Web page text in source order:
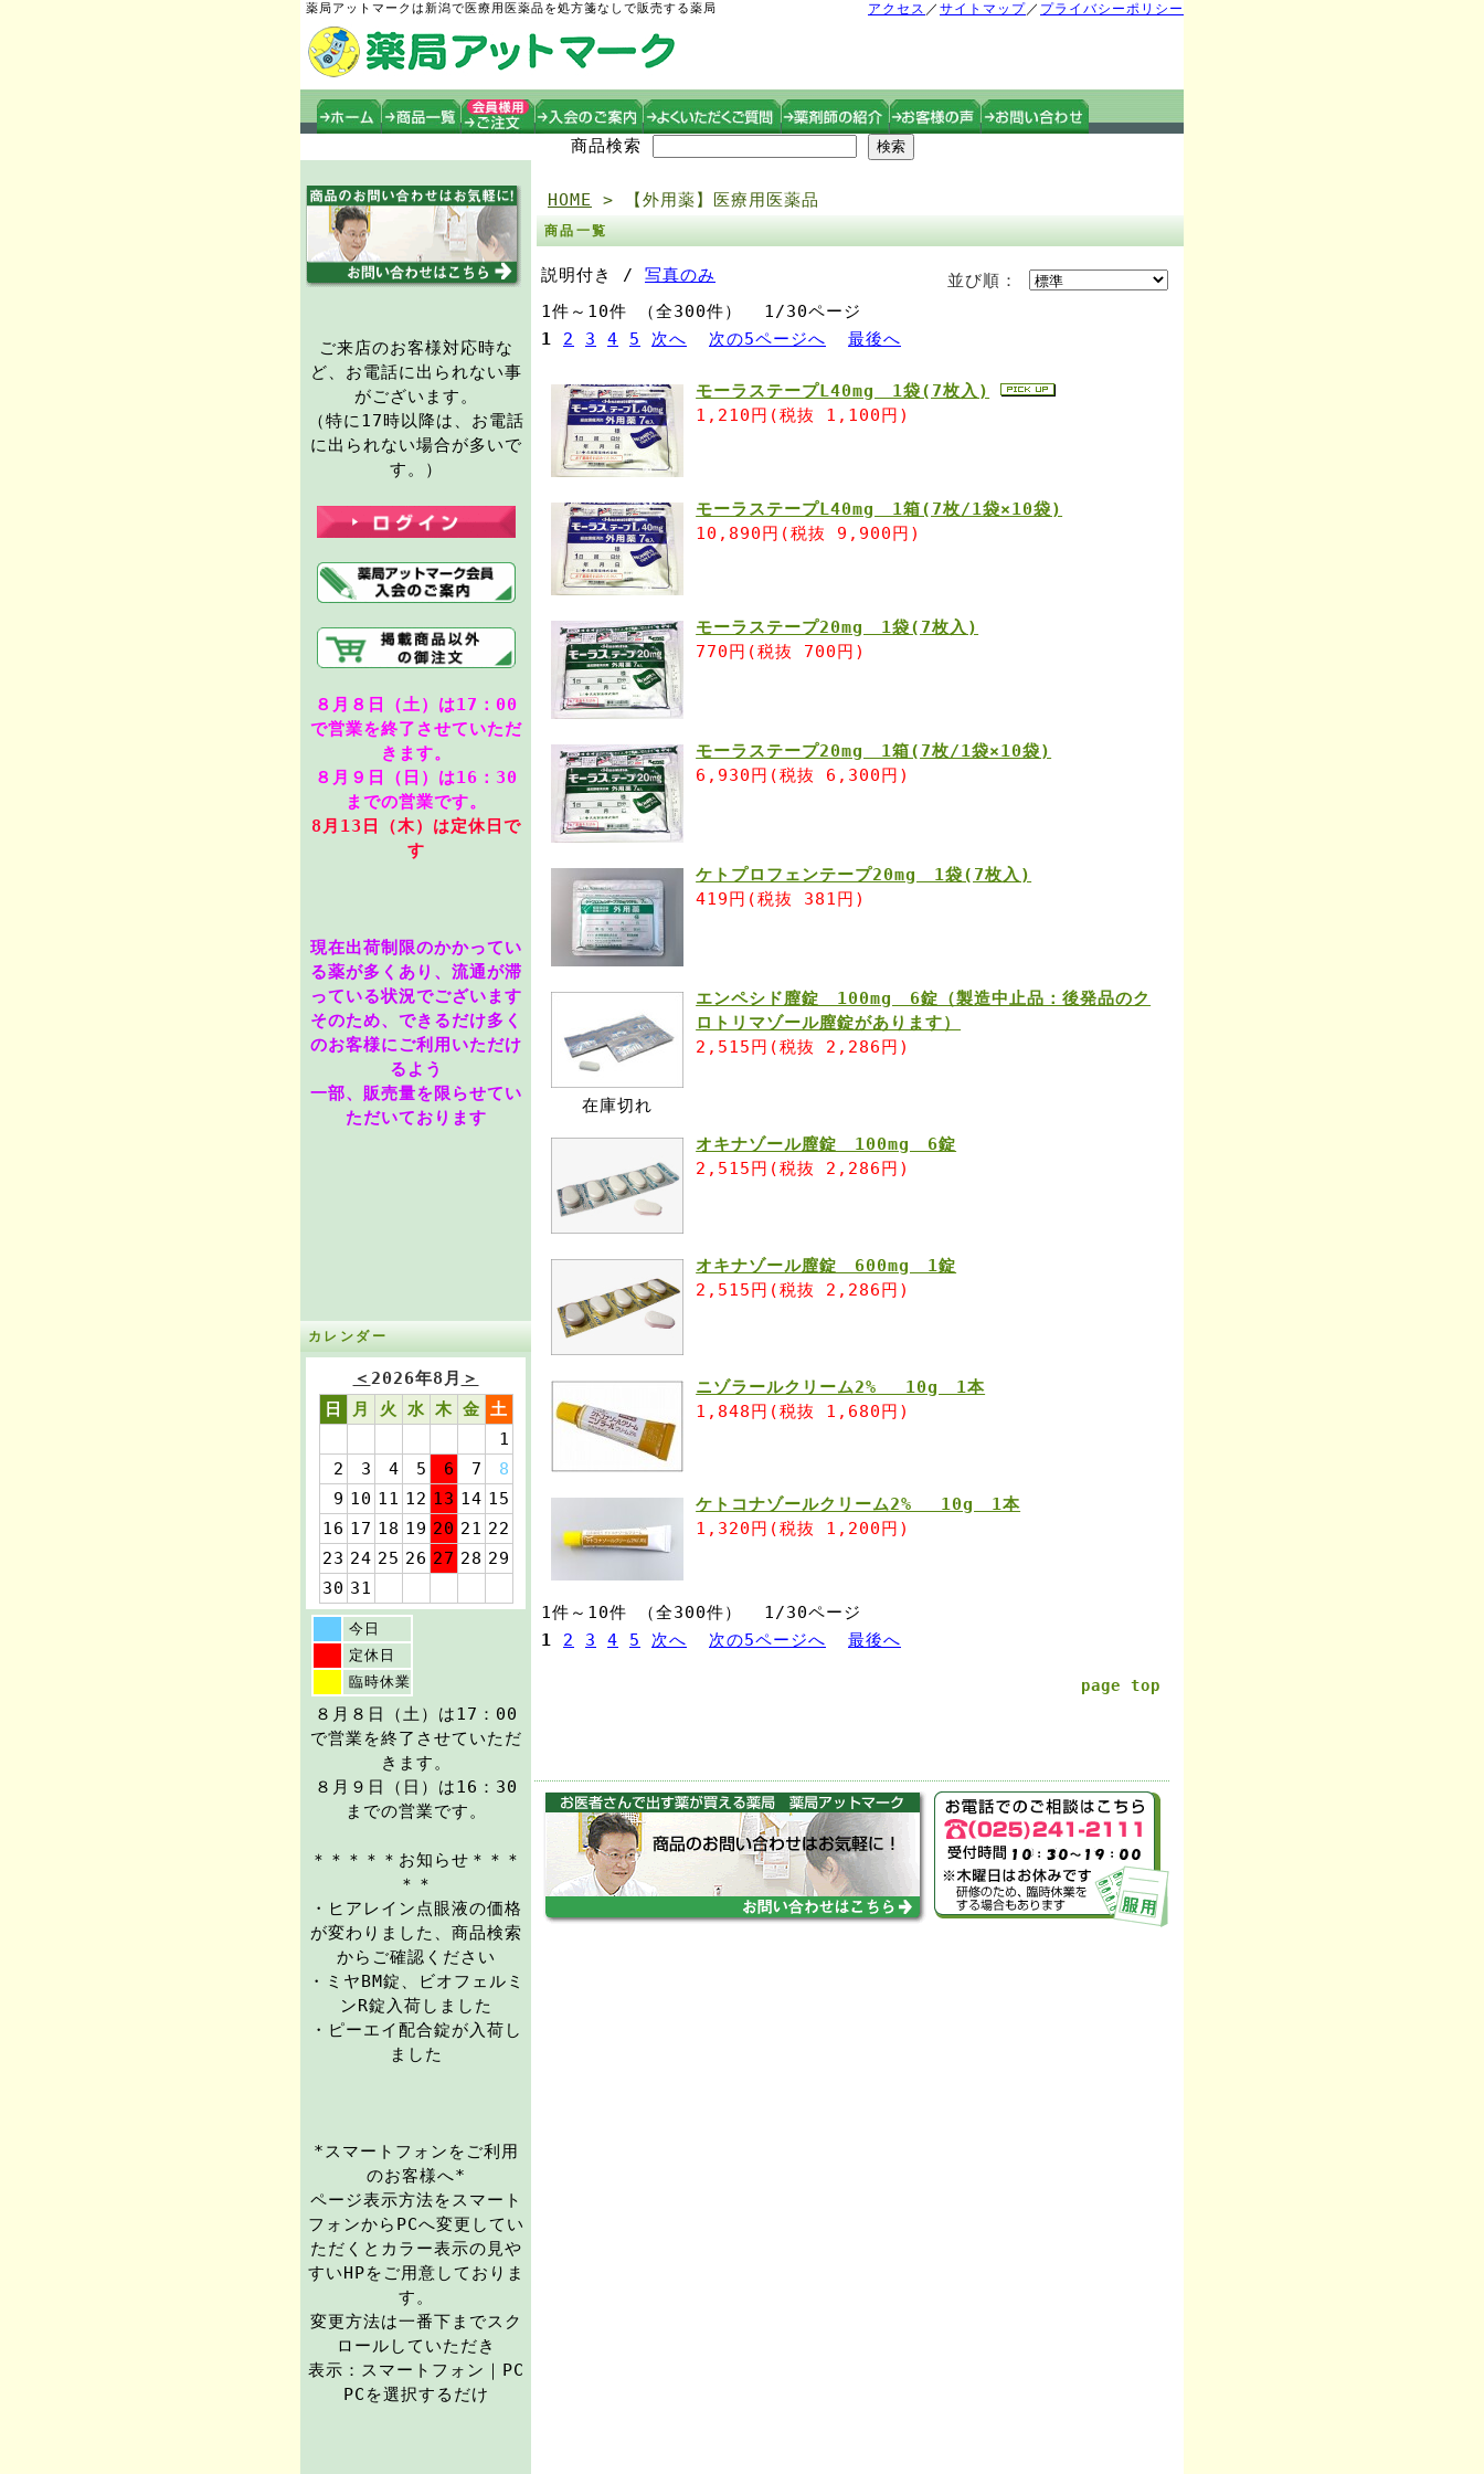
薬局アットマークは新潟で医療用医薬品を処方箋なしで販売する薬局 アクセス ／ サイトマップ／ プライバシーポリシー
商品検索
ご来店のお客様対応時な
ど、お電話に出られない事
がございます。
（特に17時以降は、お電話
に出られない場合が多いで
す。）
８月８日（土）は17：00
で営業を終了させていただ
きます。
８月９日（日）は16：30
までの営業です。
8月13 日（木）は定休日で
す
現在出荷制限のかかってい
る薬が多くあり、流通が滞
っている状況でございます
そのため、できるだけ多く
のお客様にご利用いただけ
るよう
一部、販売量を限らせてい
ただいております
カレンダー
＜ 2026年8月 ＞
日
月 火 水 木 金 土
1
2
3 4 5 6 7
8
9 10 11 12 13 14 15
16 17 18 19 20 21 22
23 24 25 26 27 28 29
30 31
今日
定休日
臨時休業
８月８日（土）は17：00
で営業を終了させていただ
きます。
８月９日（日）は16：30
までの営業です。
＊＊＊＊＊お知らせ＊＊＊
＊＊
・ヒアレイン点眼液の価格
が変わりました、商品検索
からご確認ください
・ミヤBM錠、ビオフェルミ
ンR錠入荷しました
・ピーエイ配合錠が入荷し
ました
*スマートフォンをご利用
のお客様へ*
ページ表示方法をスマート
フォンからPCへ変更してい
ただくとカラー表示の見や
すいHPをご用意しておりま
す。
変更方法は一番下までスク
ロールしていただき
表示：スマートフォン｜PC
PCを選択するだけ
HOME > 【外用薬】医療用医薬品
商品一覧
並び順：
説明付き / 写真のみ
1件～10件 （全300件） 1/30ページ
1
2 3 4 5 次へ 次の5ページへ 最後へ
モーラステープL40mg 1袋(7枚入)
1,210円(税抜 1,100円)
モーラステープL40mg 1箱(7枚/1袋×10袋)
10,890円(税抜 9,900円)
モーラステープ20mg 1袋(7枚入)
770円(税抜 700円)
モーラステープ20mg 1箱(7枚/1袋×10袋)
6,930円(税抜 6,300円)
ケトプロフェンテープ20mg 1袋(7枚入)
419円(税抜 381円)
在庫切れ
エンペシド膣錠 100mg 6錠（製造中止品：後発品のク
ロトリマゾール膣錠があります）
2,515円(税抜 2,286円)
オキナゾール膣錠 100mg 6錠
2,515円(税抜 2,286円)
オキナゾール膣錠 600mg 1錠
2,515円(税抜 2,286円)
ニゾラールクリーム2% 10g 1本
1,848円(税抜 1,680円)
ケトコナゾールクリーム2% 10g 1本
1,320円(税抜 1,200円)
1件～10件 （全300件） 1/30ページ
1
2 3 4 5 次へ 次の5ページへ 最後へ
page top